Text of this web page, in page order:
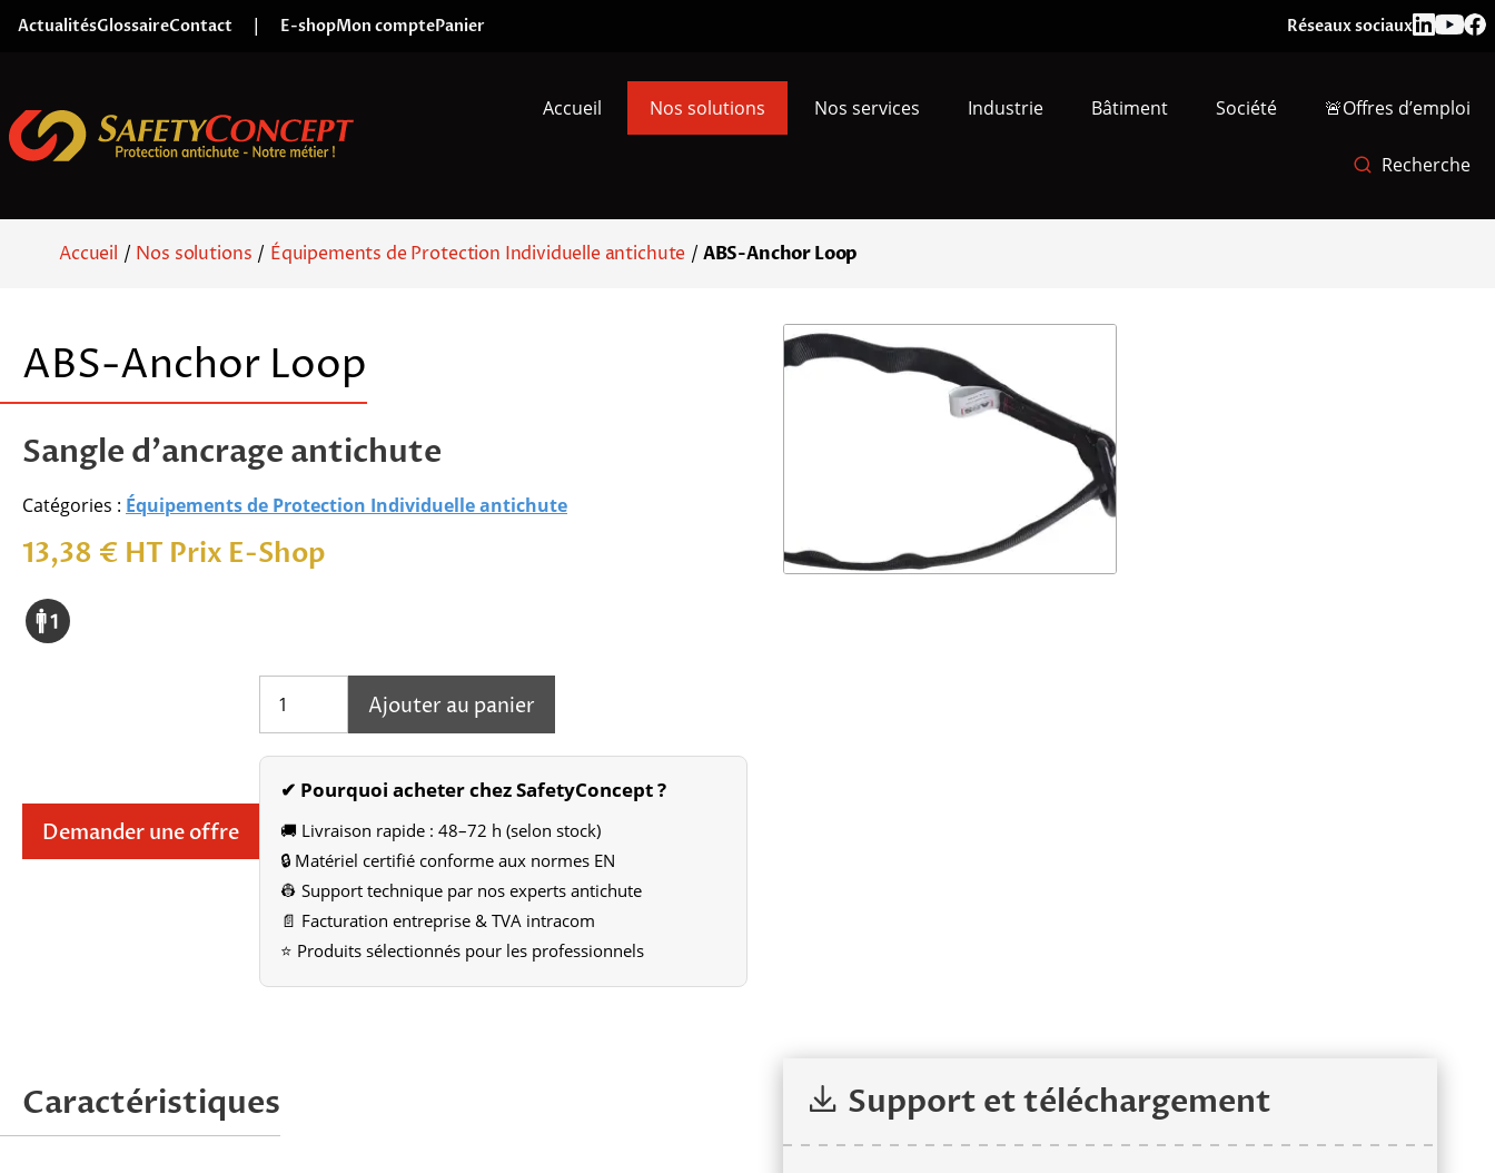
Skip to content
ActualitésGlossaireContact E-shopMon comptePanier Réseaux sociaux
Accueil Nos solutions Nos services Industrie Bâtiment Société 🚨Offres d’emploi
Recherche
Accueil / Nos solutions / Équipements de Protection Individuelle antichute / ABS-Anchor Loop
ABS-Anchor Loop
Sangle d'ancrage antichute
Catégories : Équipements de Protection Individuelle antichute
13,38 € HT Prix E-Shop
Demander une offre
ABS-
Anchor
Loop
Ajouter au panier
✔ Pourquoi acheter chez SafetyConcept ?
🚚 Livraison rapide : 48–72 h (selon stock)
🔒 Matériel certifié conforme aux normes EN
👷 Support technique par nos experts antichute
📄 Facturation entreprise & TVA intracom
⭐ Produits sélectionnés pour les professionnels
Demander une offre
Attention, nous ne traitons que les demandes issues de professionnels.
Caractéristiques Support et téléchargement